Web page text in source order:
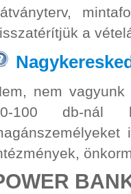
a
nem
100 db-nál